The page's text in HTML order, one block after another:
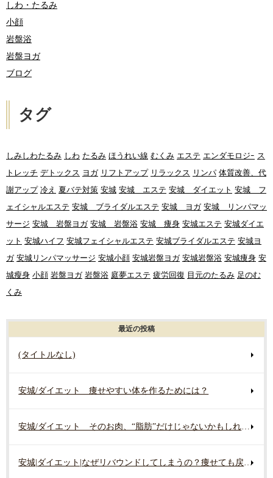
しわ・たるみ
小顔
岩盤浴
岩盤ヨガ
ブログ
タグ
しみしわたるみ しわ たるみ ほうれい線 むくみ エステ エンダモロジｰ ス
トレッチ デトックス ヨガ リフトアップ リラックス リンパ 体質改善、代
謝アップ 冷え 夏バテ対策 安城 安城 エステ 安城 ダイエット 安城 フ
ェイシャルエステ 安城 ブライダルエステ 安城 ヨガ 安城 リンパマッ
サージ 安城 岩盤ヨガ 安城 岩盤浴 安城 痩身 安城エステ 安城ダイエ
ット 安城ハイフ 安城フェイシャルエステ 安城ブライダルエステ 安城ヨ
ガ 安城リンパマッサージ 安城小顔 安城岩盤ヨガ 安城岩盤浴 安城痩身 安
城瘦身 小顔 岩盤ヨガ 岩盤浴 庭夢エステ 疲労回復 目元のたるみ 足のむ
くみ
最近の投稿
(タイトルなし)
安城/ダイエット 痩せやすい体を作るためには？
安城/ダイエット そのお肉、“脂肪”だけじゃないかもしれません
安城|ダイエット|なぜリバウンドしてしまうの？痩せても戻る原因